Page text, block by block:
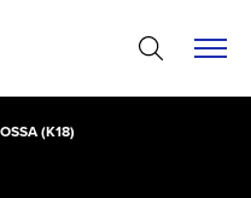
(K18)